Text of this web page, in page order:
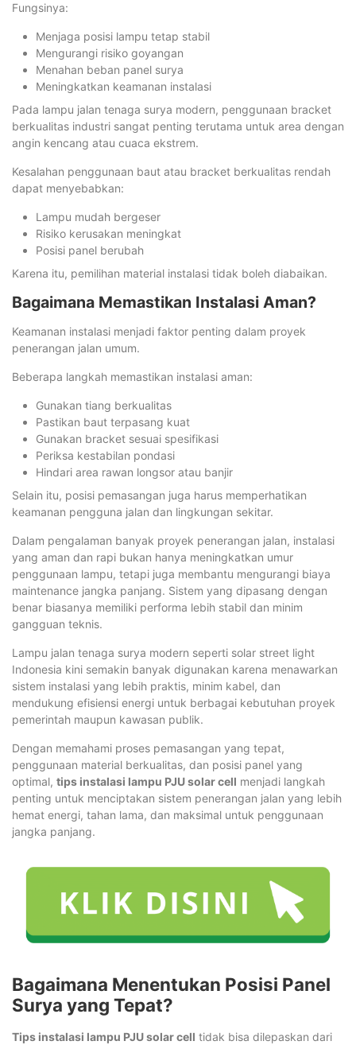
Fungsinya:
Menjaga posisi lampu tetap stabil
Mengurangi risiko goyangan
Menahan beban panel surya
Meningkatkan keamanan instalasi
Pada lampu jalan tenaga surya modern, penggunaan bracket
berkualitas industri sangat penting terutama untuk area dengan
angin kencang atau cuaca ekstrem.
Kesalahan penggunaan baut atau bracket berkualitas rendah
dapat menyebabkan:
Lampu mudah bergeser
Risiko kerusakan meningkat
Posisi panel berubah
Karena itu, pemilihan material instalasi tidak boleh diabaikan.
Bagaimana Memastikan Instalasi Aman?
Keamanan instalasi menjadi faktor penting dalam proyek
penerangan jalan umum.
Beberapa langkah memastikan instalasi aman:
Gunakan tiang berkualitas
Pastikan baut terpasang kuat
Gunakan bracket sesuai spesifikasi
Periksa kestabilan pondasi
Hindari area rawan longsor atau banjir
Selain itu, posisi pemasangan juga harus memperhatikan
keamanan pengguna jalan dan lingkungan sekitar.
Dalam pengalaman banyak proyek penerangan jalan, instalasi
yang aman dan rapi bukan hanya meningkatkan umur
penggunaan lampu, tetapi juga membantu mengurangi biaya
maintenance jangka panjang. Sistem yang dipasang dengan
benar biasanya memiliki performa lebih stabil dan minim
gangguan teknis.
Lampu jalan tenaga surya modern seperti solar street light
Indonesia kini semakin banyak digunakan karena menawarkan
sistem instalasi yang lebih praktis, minim kabel, dan
mendukung efisiensi energi untuk berbagai kebutuhan proyek
pemerintah maupun kawasan publik.
Dengan memahami proses pemasangan yang tepat,
penggunaan material berkualitas, dan posisi panel yang
optimal, tips instalasi lampu PJU solar cell menjadi langkah
penting untuk menciptakan sistem penerangan jalan yang lebih
hemat energi, tahan lama, dan maksimal untuk penggunaan
jangka panjang.
Bagaimana Menentukan Posisi Panel
Surya yang Tepat?
Tips instalasi lampu PJU solar cell tidak bisa dilepaskan dari